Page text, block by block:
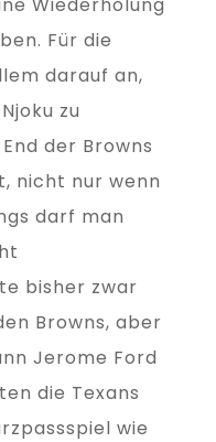
Für die
darauf an,
zu
der Browns
nicht nur wenn
darf man
bisher zwar
Browns, aber
Jerome Ford
die Texans
wie